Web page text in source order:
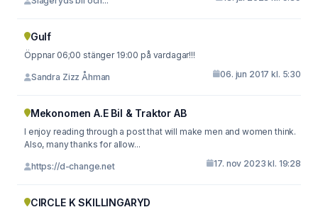
Gulf
Öppnar 06;00 stänger 19:00 på vardagar!!!
Sandra Zizz Åhman 06. jun 2017 kl. 5:30
Mekonomen A.E Bil & Traktor AB
I enjoy reading through a post that will make men and women think.
Also, many thanks for allow...
https://d-change.net 17. nov 2023 kl. 19:28
CIRCLE K SKILLINGARYD